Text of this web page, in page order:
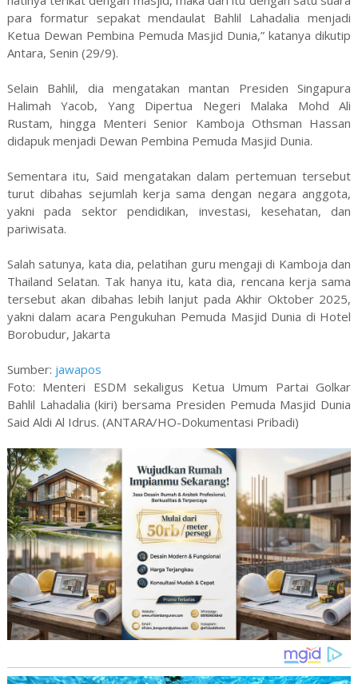
para formatur sepakat mendaulat Bahlil Lahadalia menjadi
Ketua Dewan Pembina Pemuda Masjid Dunia,” katanya dikutip
Antara, Senin (29/9).
Selain Bahlil, dia mengatakan mantan Presiden Singapura
Halimah Yacob, Yang Dipertua Negeri Malaka Mohd Ali
Rustam, hingga Menteri Senior Kamboja Othsman Hassan
didapuk menjadi Dewan Pembina Pemuda Masjid Dunia.
Sementara itu, Said mengatakan dalam pertemuan tersebut
turut dibahas sejumlah kerja sama dengan negara anggota,
yakni pada sektor pendidikan, investasi, kesehatan, dan
pariwisata.
Salah satunya, kata dia, pelatihan guru mengaji di Kamboja dan
Thailand Selatan. Tak hanya itu, kata dia, rencana kerja sama
tersebut akan dibahas lebih lanjut pada Akhir Oktober 2025,
yakni dalam acara Pengukuhan Pemuda Masjid Dunia di Hotel
Borobudur, Jakarta
Sumber: jawapos
Foto: Menteri ESDM sekaligus Ketua Umum Partai Golkar
Bahlil Lahadalia (kiri) bersama Presiden Pemuda Masjid Dunia
Said Aldi Al Idrus. (ANTARA/HO-Dokumentasi Pribadi)